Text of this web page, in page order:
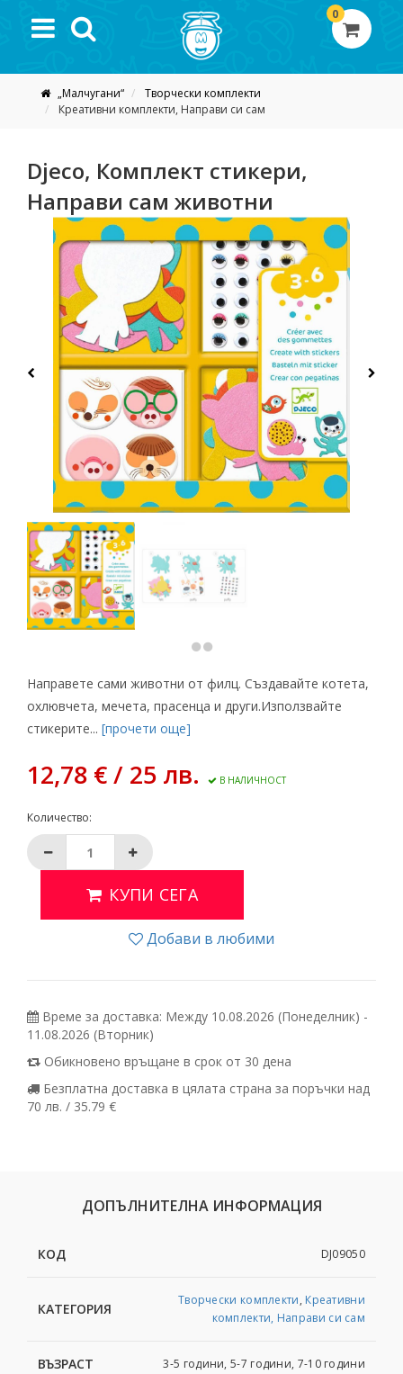
0
„Малчугани“
Творчески комплекти
Креативни комплекти, Направи си сам
Djeco, Комплект стикери,
Направи сам животни
Направете сами животни от филц. Създавайте котета,
охлювчета, мечета, прасенца и други.Използвайте
стикерите... [прочети още]
12,78 € / 25 лв. В НАЛИЧНОСТ
Количество:
КУПИ СЕГА
Добави в любими
Време за доставка: Между 10.08.2026 (Понеделник) -
11.08.2026 (Вторник)
Обикновено връщане в срок от 30 дена
Безплатна доставка в цялата страна за поръчки над
70 лв. / 35.79 €
ДОПЪЛНИТЕЛНА ИНФОРМАЦИЯ
КОД DJ09050
КАТЕГОРИЯ
Творчески комплекти, Креативни
комплекти, Направи си сам
ВЪЗРАСТ 3-5 години, 5-7 години, 7-10 години